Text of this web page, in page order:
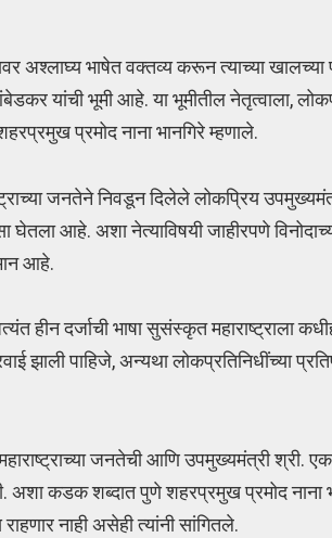
अश्लाघ्य भाषेत वक्तव्य करून त्याच्या
यांची भूमी आहे. या भूमीतील नेतृत्वाला,
प्रमोद नाना भानगिरे म्हणाले.
जनतेने निवडून दिलेले लोकप्रिय
घेतला आहे. अशा नेत्याविषयी जाहीरपणे
आहे.
हीन दर्जाची भाषा सुसंस्कृत महाराष्ट्राला
झाली पाहिजे, अन्यथा लोकप्रतिनिधींच्या
जनतेची आणि उपमुख्यमंत्री श्री.
कडक शब्दात पुणे शहरप्रमुख प्रमोद नाना
नाही असेही त्यांनी सांगितले.